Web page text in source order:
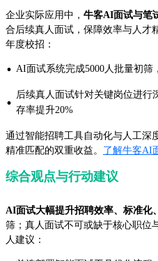
企业实际应用中， 牛客AI面试与笔
合后续真人面试，保障效率与人才
年度校招：
· AI面试系统完成5000人批量初筛
· 后续真人面试针对关键岗位进行
存率提升20%
通过智能招聘工具自动化与人工深
精准匹配的双重收益。 了解牛客AI
综合观点与行动建议
AI面试大幅提升招聘效率、标准化
筛；真人面试不可或缺于核心职位
人建议：